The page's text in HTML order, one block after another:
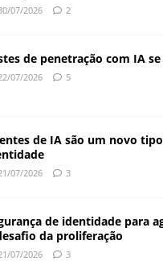
07/2026 2
de penetração com IA
07/2026 5
de IA são um novo
07/2026 3
de identidade para
da proliferação
07/2026 3